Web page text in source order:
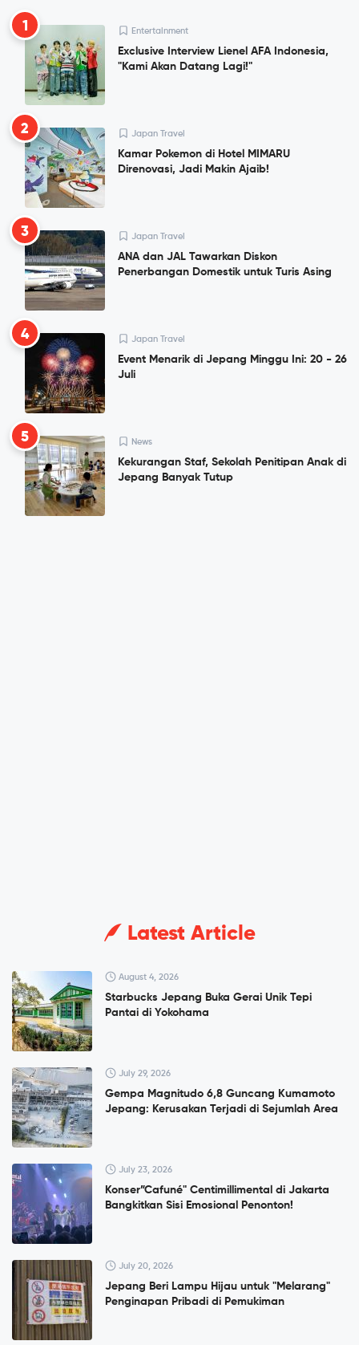
1 Entertainment
Exclusive Interview Lienel AFA Indonesia,
"Kami Akan Datang Lagi!"
2 Japan Travel
Kamar Pokemon di Hotel MIMARU
Direnovasi, Jadi Makin Ajaib!
3 Japan Travel
ANA dan JAL Tawarkan Diskon
Penerbangan Domestik untuk Turis Asing
4 Japan Travel
Event Menarik di Jepang Minggu Ini: 20 - 26
Juli
5 News
Kekurangan Staf, Sekolah Penitipan Anak di
Jepang Banyak Tutup
Latest Article
August 4, 2026
Starbucks Jepang Buka Gerai Unik Tepi
Pantai di Yokohama
July 29, 2026
Gempa Magnitudo 6,8 Guncang Kumamoto
Jepang: Kerusakan Terjadi di Sejumlah Area
July 23, 2026
Konser”Cafuné" Centimillimental di Jakarta
Bangkitkan Sisi Emosional Penonton!
July 20, 2026
Jepang Beri Lampu Hijau untuk "Melarang"
Penginapan Pribadi di Pemukiman